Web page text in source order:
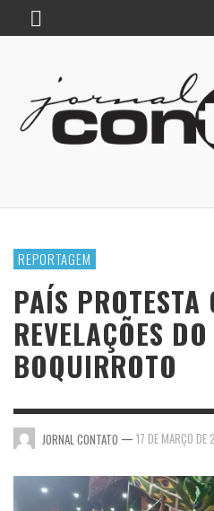
REPORTAGEM
PAÍS PROTESTA
REVELAÇÕES
BOQUIRROTO
JORNAL CONTATO — 17 DE MARÇO DE